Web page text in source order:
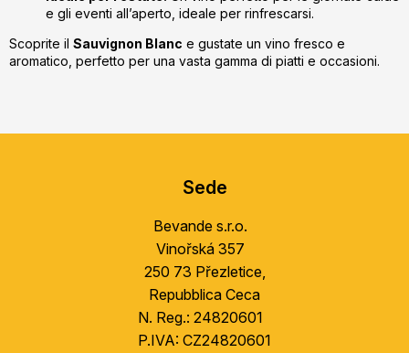
e gli eventi all’aperto, ideale per rinfrescarsi.
Scoprite il Sauvignon Blanc e gustate un vino fresco e
aromatico, perfetto per una vasta gamma di piatti e occasioni.
Sede
Bevande s.r.o.
Vinořská 357
250 73 Přezletice,
Repubblica Ceca
N. Reg.: 24820601
P.IVA: CZ24820601